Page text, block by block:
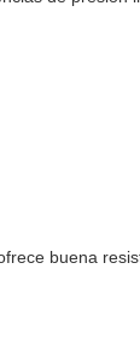
buena